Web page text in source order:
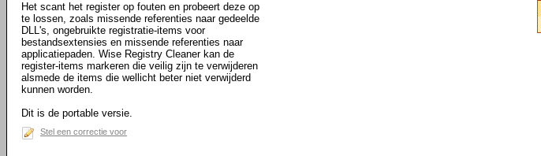
Het scant het register op fouten en probeert deze op
te lossen, zoals missende referenties naar gedeelde
DLL's, ongebruikte registratie-items voor
bestandsextensies en missende referenties naar
applicatiepaden. Wise Registry Cleaner kan de
register-items markeren die veilig zijn te verwijderen
alsmede de items die wellicht beter niet verwijderd
kunnen worden.
Dit is de portable versie.
Stel een correctie voor